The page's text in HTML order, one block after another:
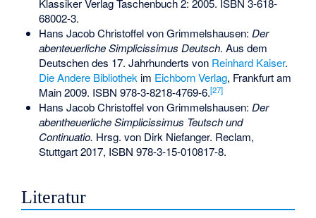
Klassiker Verlag Taschenbuch 2: 2005. ISBN 3-618-
68002-3.
Hans Jacob Christoffel von Grimmelshausen: Der
abenteuerliche Simplicissimus Deutsch. Aus dem
Deutschen des 17. Jahrhunderts von Reinhard Kaiser.
Die Andere Bibliothek im Eichborn Verlag, Frankfurt am
Main 2009. ISBN 978-3-8218-4769-6.[27]
Hans Jacob Christoffel von Grimmelshausen: Der
abentheuerliche Simplicissimus Teutsch und
Continuatio. Hrsg. von Dirk Niefanger. Reclam,
Stuttgart 2017, ISBN 978-3-15-010817-8.
Literatur